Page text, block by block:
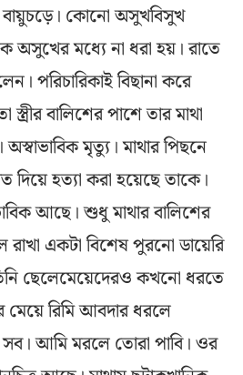
বায়ুচড়ে। কোনো অসুখবিসুখ
অসুখের মধ্যে না ধরা হয়। রাতে
পরিচারিকাই বিছানা করে
বালিশের পাশে তার মাথা
মৃত্যু। মাথার পিছনে
দিয়ে হত্যা করা হয়েছে তাকে।
আছে। শুধু মাথার বালিশের
একটা বিশেষ পুরনো ডায়েরি
ছেলেমেয়েদেরও কখনো ধরতে
রিমি আবদার ধরলে
আমি মরলে তোরা পাবি। ওর